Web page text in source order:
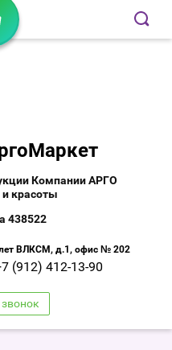
Компании АРГО
красоты
438522
лет ВЛКСМ, д.1, офис № 202
(912) 412-13-90